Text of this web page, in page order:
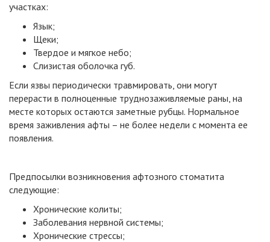
участках:
Язык;
Щеки;
Твердое и мягкое небо;
Слизистая оболочка губ.
Если язвы периодически травмировать, они могут
перерасти в полноценные труднозаживляемые раны, на
месте которых остаются заметные рубцы. Нормальное
время заживления афты – не более недели с момента ее
появления.
Предпосылки возникновения афтозного стоматита
следующие:
Хронические колиты;
Заболевания нервной системы;
Хронические стрессы;